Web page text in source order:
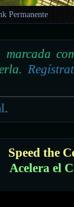
Permanente
.
Speed the
Acelera el